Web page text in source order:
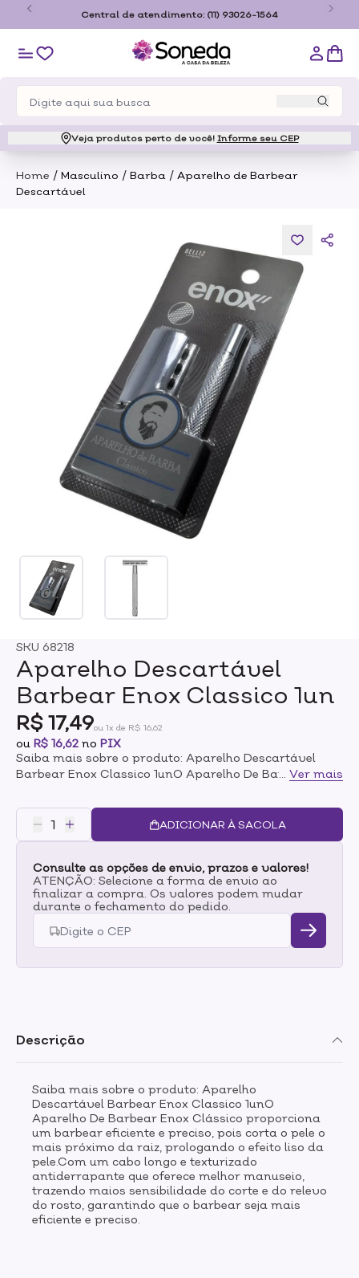
Central de atendimento: (11) 93026-1564
Veja produtos perto de você! Informe seu CEP
Home / Masculino / Barba / Aparelho de Barbear
Descartável
SKU 68218
Aparelho Descartável
Barbear Enox Classico 1un
R$ 17,49ou 1x de R$ 16,62
ou R$ 16,62 no PIX
Saiba mais sobre o produto: Aparelho Descartável
Barbear Enox Classico 1unO Aparelho De Barbear Enox
pois corta o pele o mais próximo da raiz, prologando o
efeito liso da pele.Com um cabo longo e texturizado
antiderrapante que oferece melhor manuseio,
rosto, garantindo que o barbear seja mais eficiente e
preciso.
Ver mais
ADICIONAR À SACOLA
Consulte as opções de envio, prazos e valores!
ATENÇÃO: Selecione a forma de envio ao
finalizar a compra. Os valores podem mudar
durante o fechamento do pedido.
Descrição
Saiba mais sobre o produto: Aparelho
Descartável Barbear Enox Classico 1unO
Aparelho De Barbear Enox Clássico proporciona
um barbear eficiente e preciso, pois corta o pele o
mais próximo da raiz, prologando o efeito liso da
pele.Com um cabo longo e texturizado
antiderrapante que oferece melhor manuseio,
trazendo maios sensibilidade do corte e do relevo
do rosto, garantindo que o barbear seja mais
eficiente e preciso.